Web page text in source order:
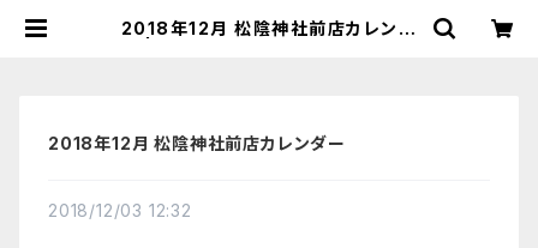
2018年12月 松陰神社前店カレンダ
2018年12月 松陰神社前店カレンダー
2018/12/03 12:32